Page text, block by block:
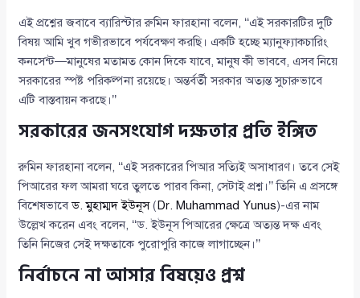
এই প্রশ্নের জবাবে ব্যারিস্টার রুমিন ফারহানা বলেন, ‘‘এই সরকারটির দুটি
বিষয় আমি খুব গভীরভাবে পর্যবেক্ষণ করছি। একটি হচ্ছে ম্যানুফ্যাকচারিং
কনসেন্ট—মানুষের মতামত কোন দিকে যাবে, মানুষ কী ভাববে, এসব নিয়ে
সরকারের স্পষ্ট পরিকল্পনা রয়েছে। অন্তর্বর্তী সরকার অত্যন্ত সুচারুভাবে
এটি বাস্তবায়ন করছে।’’
সরকারের জনসংযোগ দক্ষতার প্রতি ইঙ্গিত
রুমিন ফারহানা বলেন, ‘‘এই সরকারের পিআর সত্যিই অসাধারণ। তবে সেই
পিআরের ফল আমরা ঘরে তুলতে পারব কিনা, সেটাই প্রশ্ন।’’ তিনি এ প্রসঙ্গে
বিশেষভাবেড. মুহাম্মদ ইউনূস( Dr. Muhammad Yunus)-এর নাম
উল্লেখ করেন এবং বলেন, ‘‘ড. ইউনূস পিআরের ক্ষেত্রে অত্যন্ত দক্ষ এবং
তিনি নিজের সেই দক্ষতাকে পুরোপুরি কাজে লাগাচ্ছেন।’’
নির্বাচনে না আসার বিষয়েও প্রশ্ন